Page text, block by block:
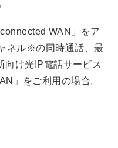
WAN」をア
ネル※の同時通話、最
向け光IP電話サービス
」をご利用の場合。